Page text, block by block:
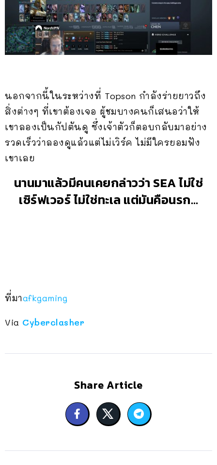
นอกจากนี้ในระหว่างที่ Topson กำลังร่ายยาวถึง
สิ่งต่างๆ ที่เขาต้องเจอ ผู้ชมบางคนก็เสนอว่าให้
เขาลองเป็นกัปตันดู ซึ่งเจ้าตัวก็ตอบกลับมาอย่าง
รวดเร็วว่าลองดูแล้วแต่ไม่เวิร์ค ไม่มีใครยอมฟัง
เขาเลย
นานมาแล้วมีคนเคยกล่าวว่า SEA ไม่ใช่
เซิร์ฟเวอร์ ไม่ใช่ทะเล แต่มันคือนรก…
ที่มาafkgaming
Via Cyberclasher
Share Article